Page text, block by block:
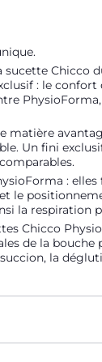
Chicco
: le confort
matière
Un fini exclusif
:
le
la respiration
Chicco
de la bouche
la